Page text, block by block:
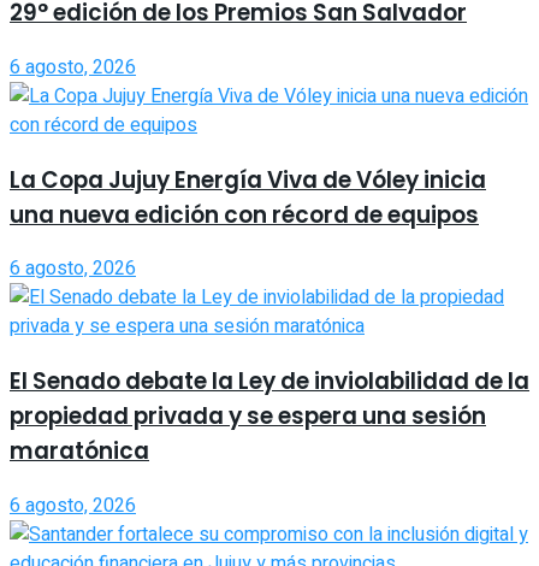
29° edición de los Premios San Salvador
6 agosto, 2026
La Copa Jujuy Energía Viva de Vóley inicia
una nueva edición con récord de equipos
6 agosto, 2026
El Senado debate la Ley de inviolabilidad de la
propiedad privada y se espera una sesión
maratónica
6 agosto, 2026